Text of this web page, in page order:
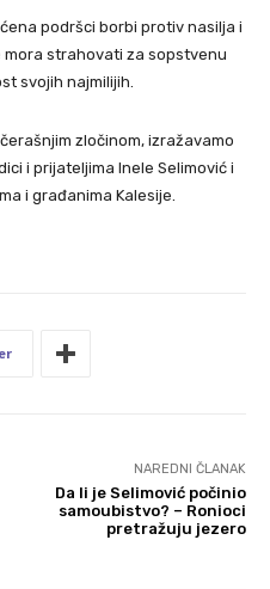
podršci borbi protiv nasilja i
strahovati za sopstvenu
svojih najmilijih.
zločinom, izražavamo
i prijateljima Inele Selimović i
i građanima Kalesije.
NAREDNI ČLANAK
Da li je Selimović počinio
samoubistvo? – Ronioci
pretražuju jezero